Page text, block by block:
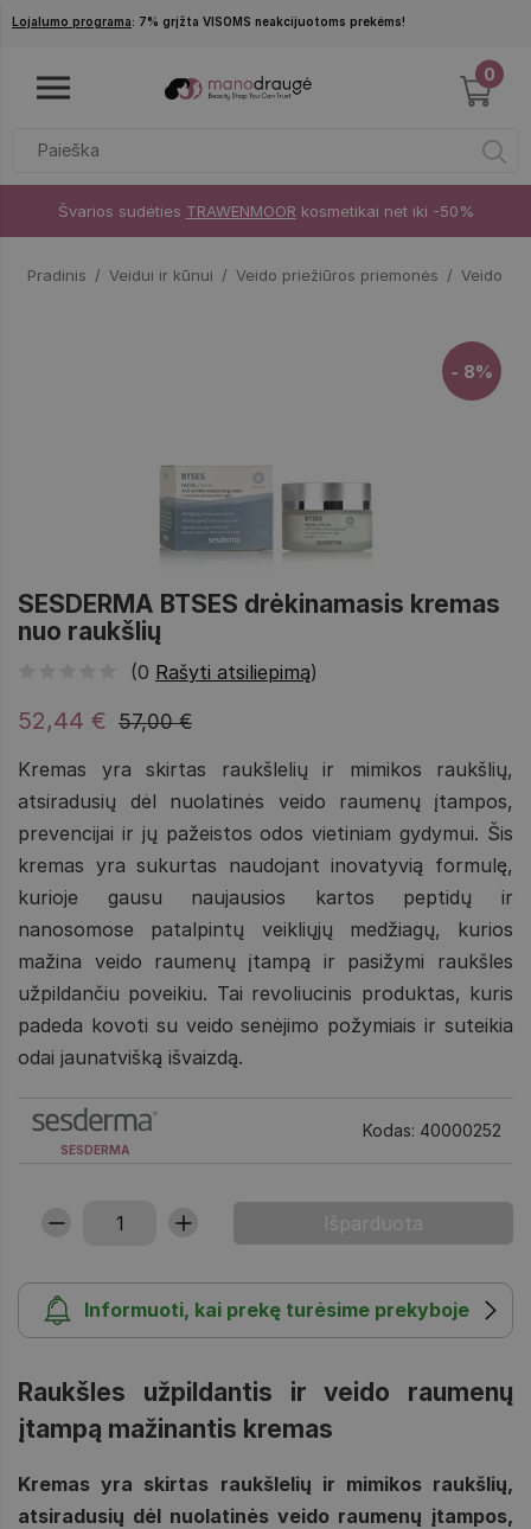
Pereiti į pagrindinį turinį
Lojalumo programa: 7% grįžta VISOMS neakcijuotoms prekėms!
0
Švarios sudėties TRAWENMOOR kosmetikai net iki -50%
Pradinis Veidui ir kūnui Veido priežiūros priemonės Veido
SESDERMA BTSES drėkinamasis kremas
nuo raukšlių
(0 Rašyti atsiliepimą)
57,00 €
52,44 €
Kremas yra skirtas raukšlelių ir mimikos raukšlių,
atsiradusių dėl nuolatinės veido raumenų įtampos,
prevencijai ir jų pažeistos odos vietiniam gydymui. ​​​​​​​Šis
kremas yra sukurtas naudojant inovatyvią formulę,
kurioje gausu naujausios kartos peptidų ir
nanosomose patalpintų veikliųjų medžiagų, kurios
mažina veido raumenų įtampą ir pasižymi raukšles
užpildančiu poveikiu. Tai revoliucinis produktas, kuris
padeda kovoti su veido senėjimo požymiais ir suteikia
odai jaunatvišką išvaizdą.
SESDERMA
Kodas: 40000252
Informuoti, kai prekę turėsime prekyboje
Raukšles užpildantis ir veido raumenų
įtampą mažinantis kremas
Kremas yra skirtas raukšlelių ir mimikos raukšlių,
atsiradusių dėl nuolatinės veido raumenų įtampos,
- 8%